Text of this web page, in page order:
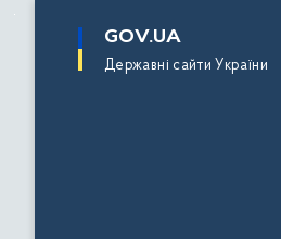
основного
GOV.UA
Державні сайти України